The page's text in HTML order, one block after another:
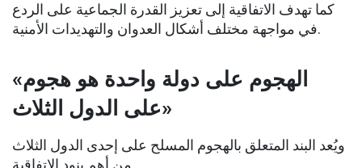
كما تهدف الاتفاقية إلى تعزيز القدرة الجماعية على الردع
في مواجهة مختلف أشكال العدوان والتهديدات الأمنية.
«الهجوم على دولة واحدة هو هجوم
على الدول الثلاث»
ويُعد البند المتعلق بالهجوم المسلح على إحدى الدول الثلاث